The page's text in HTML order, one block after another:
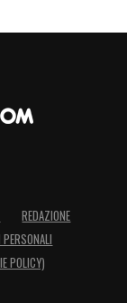
REDAZIONE
POLICY)